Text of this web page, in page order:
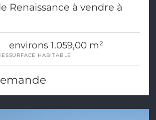
Renaissance à vendre à
environs 1.059,00 m²
SURFACE HABITABLE